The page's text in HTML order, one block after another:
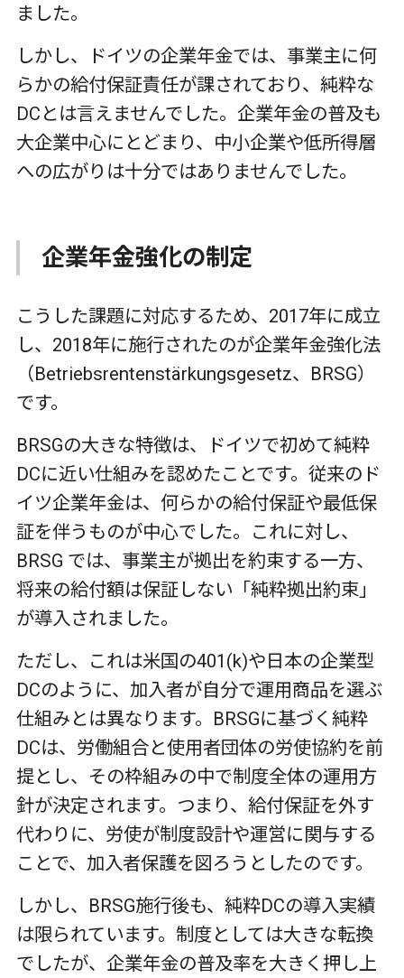
ました。
しかし、ドイツの企業年金では、事業主に何
らかの給付保証責任が課されており、純粋な
DC とは言えませんでした。企業年金の普及も
大企業中心にとどまり、中小企業や低所得層
への広がりは十分ではありませんでした。
企業年金強化の制定
こうした課題に対応するため、 2017年に成立
し、 2018年に施行されたのが企業年金強化法
（Betriebsrentenstärkungsgesetz、 BRSG）
です。
BRSGの大きな特徴は、ドイツで初めて純粋
DCに近い仕組みを認めたことです。従来のド
イツ企業年金は、何らかの給付保証や最低保
証を伴うものが中心でした。これに対し、
BRSG では、事業主が拠出を約束する一方、
将来の給付額は保証しない「純粋拠出約束」
が導入されました。
ただし、これは米国の401(k)や日本の企業型
DCのように、加入者が自分で運用商品を選ぶ
仕組みとは異なります。 BRSGに基づく純粋
DCは、労働組合と使用者団体の労使協約を前
提とし、その枠組みの中で制度全体の運用方
針が決定されます。つまり、給付保証を外す
代わりに、労使が制度設計や運営に関与する
ことで、加入者保護を図ろうとしたのです。
しかし、 BRSG施行後も、純粋DCの導入実績
は限られています。制度としては大きな転換
でしたが、企業年金の普及率を大きく押し上